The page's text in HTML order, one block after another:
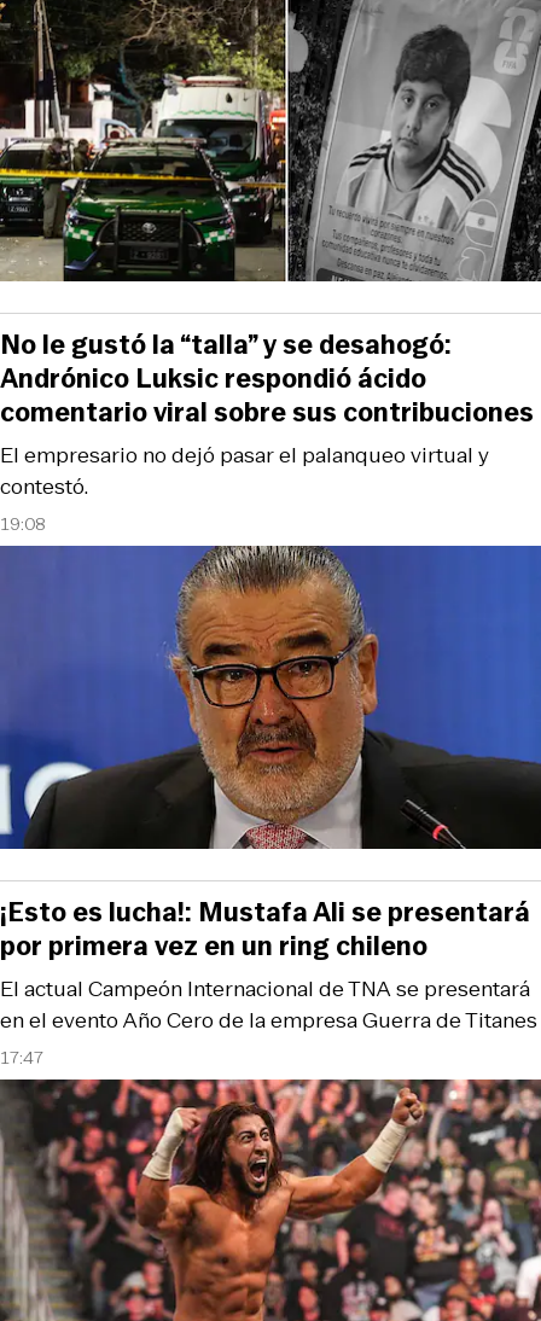
19:08
El empresario no dejó pasar el palanqueo virtual y
contestó.
No le gustó la “talla” y se desahogó:
Andrónico Luksic respondió ácido
comentario viral sobre sus contribuciones
17:47
El actual Campeón Internacional de TNA se presentará
en el evento Año Cero de la empresa Guerra de Titanes
¡Esto es lucha!: Mustafa Ali se presentará
por primera vez en un ring chileno